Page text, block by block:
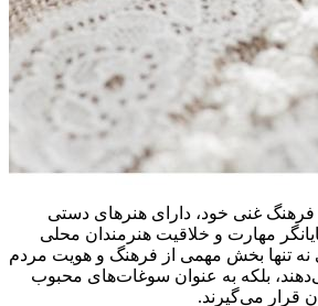
غنی خود، دارای هنرهای دستی
مهارت و خلاقیت هنرمندان محلی
تنها بخش مهمی از فرهنگ و هویت مردم
بلکه به عنوان سوغات‌های محبوب
قرار می‌گیرند.